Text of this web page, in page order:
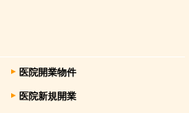
医院開業物件
医院新規開業